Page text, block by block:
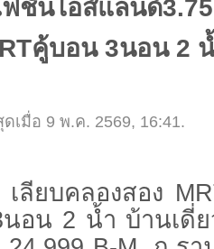
ฟชั่นไอส์แลนด์
คู้บอน 3นอน 2
เมื่อ 9 พ.ค. 2569, 16:41.
ลียบคลองสอง
อน 2 น้ำ บ้านเดี่